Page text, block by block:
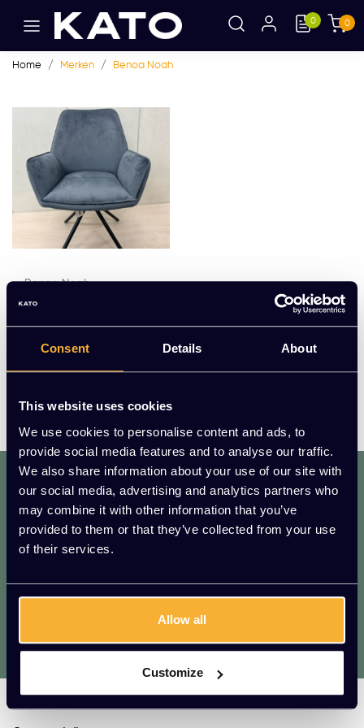
Consent Details About
This website uses cookies
We use cookies to personalise content and ads, to
provide social media features and to analyse our traffic.
We also share information about your use of our site with
our social media, advertising and analytics partners who
may combine it with other information that you’ve
provided to them or that they’ve collected from your use
of their services.
Allow all
Customize
0 0
Home Merken Benoa Noah
Benoa Noah
Benoa Noah Draaifau
EUR 133,00 Excl. btw
dat. werkt. lekker.
Mis geen enkele aanbieding of actie.
Meld je aan voor onze nieuwsbrief!
We helpen je graag. Raadpleeg onze